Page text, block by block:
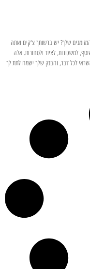
שלך? יש ברשותך צ'קים ואתה
למשכורות, לציוד ולסחורות. אלה
דחויות הן כסף ואשראי לכל דבר, והבנק שלך ישמח לתת לך